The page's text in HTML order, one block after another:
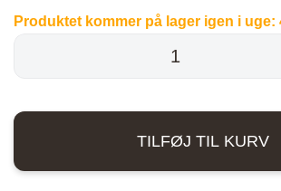
365,00 kr..290,00 kr..
Produktet kommer på lager igen i uge:
Sort
Til
TILFØJ TIL KURV